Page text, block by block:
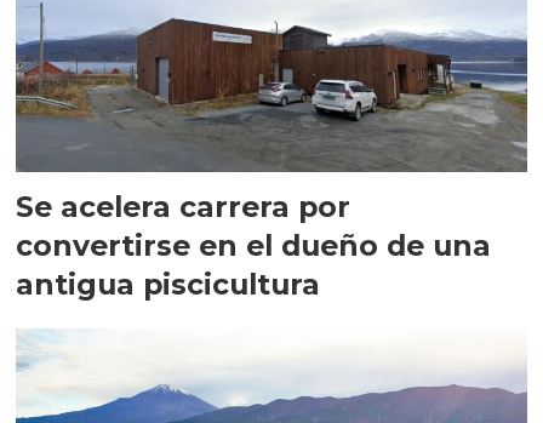
Se acelera carrera por
convertirse en el dueño de una
antigua piscicultura